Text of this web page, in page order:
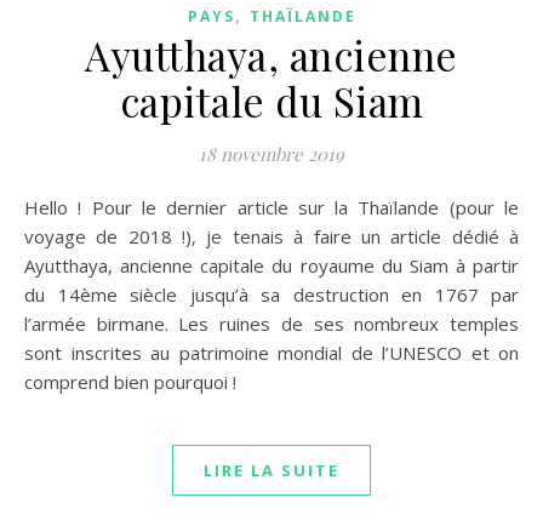
PAYS, THAÏLANDE
Ayutthaya, ancienne
capitale du Siam
18 novembre 2019
Hello ! Pour le dernier article sur la Thaïlande (pour le
voyage de 2018 !), je tenais à faire un article dédié à
Ayutthaya, ancienne capitale du royaume du Siam à partir
du 14ème siècle jusqu’à sa destruction en 1767 par
l’armée birmane. Les ruines de ses nombreux temples
sont inscrites au patrimoine mondial de l’UNESCO et on
comprend bien pourquoi !
LIRE LA SUITE